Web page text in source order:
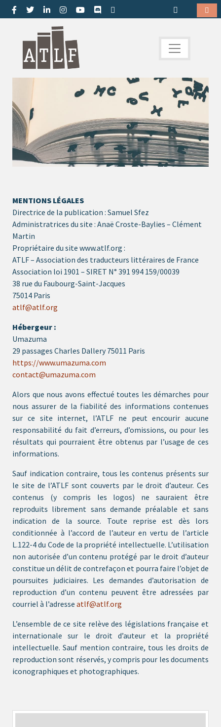
MENTIONS LÉGALES
Directrice de la publication : Samuel Sfez
Administratrices du site : Anaë Croste-Baylies – Clément
Martin
Propriétaire du site www.atlf.org :
ATLF – Association des traducteurs littéraires de France
Association loi 1901 – SIRET N° 391 994 159/00039
38 rue du Faubourg-Saint-Jacques
75014 Paris
atlf@atlf.org
Hébergeur :
Umazuma
29 passages Charles Dallery 75011 Paris
https://www.umazuma.com
contact@umazuma.com
Alors que nous avons effectué toutes les démarches pour
nous assurer de la fiabilité des informations contenues
sur ce site internet, l’ATLF ne peut encourir aucune
responsabilité du fait d’erreurs, d’omissions, ou pour les
résultats qui pourraient être obtenus par l’usage de ces
informations.
Sauf indication contraire, tous les contenus présents sur
le site de l’ATLF sont couverts par le droit d’auteur. Ces
contenus (y compris les logos) ne sauraient être
reproduits librement sans demande préalable et sans
indication de la source. Toute reprise est dès lors
conditionnée à l’accord de l’auteur en vertu de l’article
L.122-4 du Code de la propriété intellectuelle. L’utilisation
non autorisée d’un contenu protégé par le droit d’auteur
constitue un délit de contrefaçon et pourra faire l’objet de
poursuites judiciaires. Les demandes d’autorisation de
reproduction d’un contenu peuvent être adressées par
courriel à l’adresse atlf@atlf.org
L’ensemble de ce site relève des législations française et
internationale sur le droit d’auteur et la propriété
intellectuelle. Sauf mention contraire, tous les droits de
reproduction sont réservés, y compris pour les documents
iconographiques et photographiques.